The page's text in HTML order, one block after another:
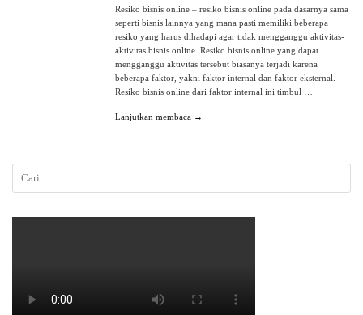
Resiko bisnis online – resiko bisnis online pada dasarnya sama
seperti bisnis lainnya yang mana pasti memiliki beberapa
resiko yang harus dihadapi agar tidak mengganggu aktivitas-
aktivitas bisnis online. Resiko bisnis online yang dapat
mengganggu aktivitas tersebut biasanya terjadi karena
beberapa faktor, yakni faktor internal dan faktor eksternal.
Resiko bisnis online dari faktor internal ini timbul …
Lanjutkan membaca →